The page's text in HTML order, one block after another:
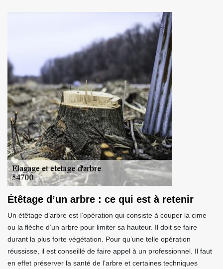
Étêtage d’un arbre : ce qui est à retenir
Un étêtage d’arbre est l’opération qui consiste à couper la cime
ou la flèche d’un arbre pour limiter sa hauteur. Il doit se faire
durant la plus forte végétation. Pour qu’une telle opération
réussisse, il est conseillé de faire appel à un professionnel. Il faut
en effet préserver la santé de l’arbre et certaines techniques